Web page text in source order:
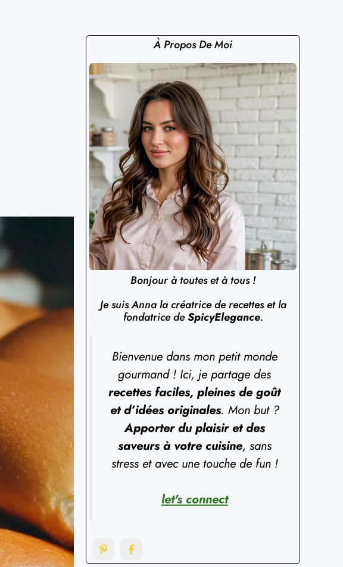
À Propos De Moi
Bonjour à toutes et à tous !
Je suis Anna la créatrice de recettes et la
fondatrice deSpicyElegance.
Bienvenue dans mon petit monde
gourmand ! Ici, je partage des
recettes faciles, pleines de goût
et d’idées originales. Mon but ?
Apporter du plaisir et des
saveurs à votre cuisine, sans
stress et avec une touche de fun !
let's connect